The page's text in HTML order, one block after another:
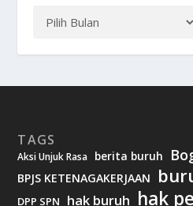
TAGS
Aksi Unjuk Rasa berita buruh
BPJS KETENAGAKERJAAN
DPP SPN hak buruh hak